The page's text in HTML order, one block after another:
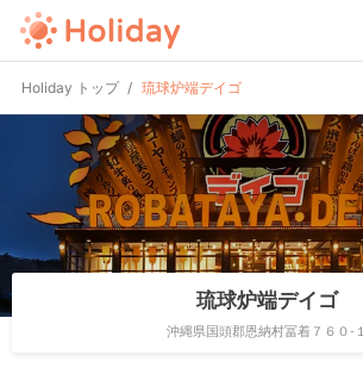
Holiday トップ 琉球炉端デイゴ
琉球炉端デイゴ
沖縄県国頭郡恩納村冨着７６０-１